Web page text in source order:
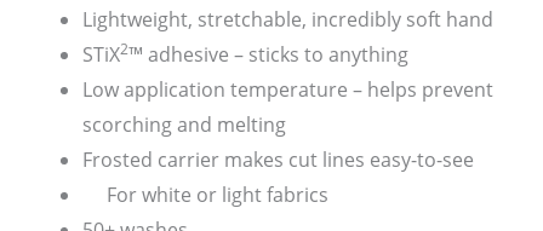
Lightweight, stretchable, incredibly soft hand
STiX2™ adhesive – sticks to anything
Low application temperature – helps prevent
scorching and melting
Frosted carrier makes cut lines easy-to-see
For white or light fabrics